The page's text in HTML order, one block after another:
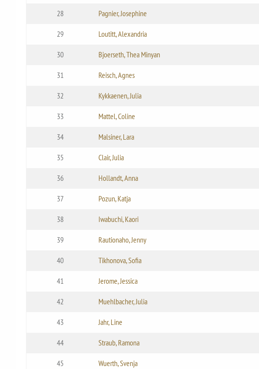
28 Pagnier, Josephine
29 Loutitt, Alexandria
30 Bjoerseth, Thea Minyan
31 Reisch, Agnes
32 Kykkaenen, Julia
33 Mattel, Coline
34 Malsiner, Lara
35 Clair, Julia
36 Hollandt, Anna
37 Pozun, Katja
38 Iwabuchi, Kaori
39 Rautionaho, Jenny
40 Tikhonova, Sofia
41 Jerome, Jessica
42 Muehlbacher, Julia
43 Jahr, Line
44 Straub, Ramona
45 Wuerth, Svenja